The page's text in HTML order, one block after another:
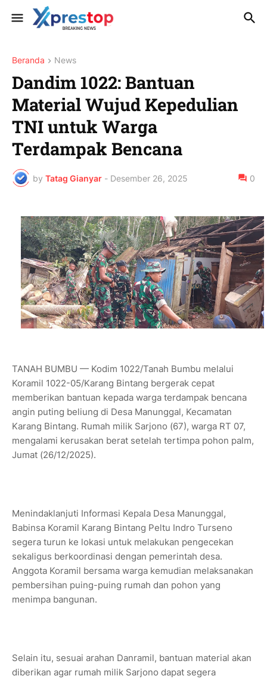
Beranda News
Dandim 1022: Bantuan
Material Wujud Kepedulian
TNI untuk Warga
Terdampak Bencana
by Tatag Gianyar - Desember 26, 2025 0
TANAH BUMBU — Kodim 1022/Tanah Bumbu melalui
Koramil 1022-05/Karang Bintang bergerak cepat
memberikan bantuan kepada warga terdampak bencana
angin puting beliung di Desa Manunggal, Kecamatan
Karang Bintang. Rumah milik Sarjono (67), warga RT 07,
mengalami kerusakan berat setelah tertimpa pohon palm,
Jumat (26/12/2025).
Menindaklanjuti Informasi Kepala Desa Manunggal,
Babinsa Koramil Karang Bintang Peltu Indro Turseno
segera turun ke lokasi untuk melakukan pengecekan
sekaligus berkoordinasi dengan pemerintah desa.
Anggota Koramil bersama warga kemudian melaksanakan
pembersihan puing-puing rumah dan pohon yang
menimpa bangunan.
Selain itu, sesuai arahan Danramil, bantuan material akan
diberikan agar rumah milik Sarjono dapat segera